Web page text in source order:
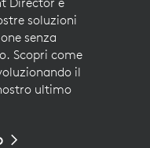
soluzioni
senza
Scopri come
il
ultimo